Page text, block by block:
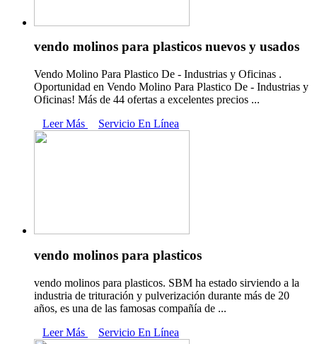
vendo molinos para plasticos nuevos y usados
Vendo Molino Para Plastico De - Industrias y Oficinas .
Oportunidad en Vendo Molino Para Plastico De - Industrias y
Oficinas! Más de 44 ofertas a excelentes precios ...
Leer Más
Servicio En Línea
vendo molinos para plasticos
vendo molinos para plasticos. SBM ha estado sirviendo a la
industria de trituración y pulverización durante más de 20
años, es una de las famosas compañía de ...
Leer Más
Servicio En Línea